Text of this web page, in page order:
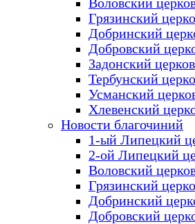
Воловский
Грязинский
Добринский
Добровский
Задонский
Тербунский
Усманский
Хлевенский
Новости благочиний
1-ый Липецкий
2-ой Липецкий
Воловский
Грязинский
Добринский
Добровский